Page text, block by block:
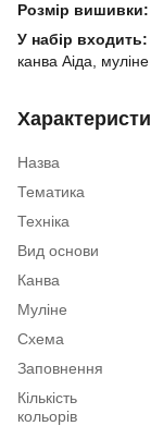
Розмір вишивки:
У набір входить:
канва Аіда,
Назва
Тематика
Техніка
Вид основи
Канва
Муліне
Схема
Заповнення
Кількість
кольорів